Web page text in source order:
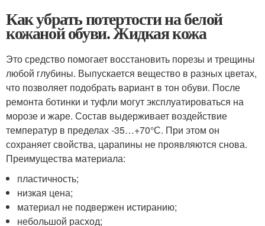
Как убрать потертости на белой
кожаной обуви. Жидкая кожа
Это средство помогает восстановить порезы и трещины
любой глубины. Выпускается вещество в разных цветах,
что позволяет подобрать вариант в тон обуви. После
ремонта ботинки и туфли могут эксплуатироваться на
морозе и жаре. Состав выдерживает воздействие
температур в пределах -35…+70°С. При этом он
сохраняет свойства, царапины не проявляются снова.
Преимущества материала:
пластичность;
низкая цена;
материал не подвержен истиранию;
небольшой расход;